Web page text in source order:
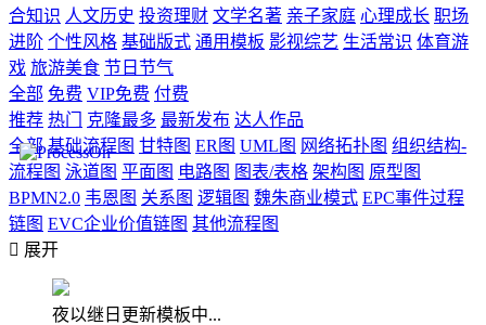
合知识 人文历史 投资理财 文学名著 亲子家庭 心理成长 职场
进阶 个性风格 基础版式 通用模板 影视综艺 生活常识 体育游
戏 旅游美食 节日节气
全部 免费 VIP免费 付费
推荐 热门 克隆最多 最新发布 达人作品
全部 基础流程图 甘特图 ER图 UML图 网络拓扑图 组织结构-
流程图 泳道图 平面图 电路图 图表/表格 架构图 原型图
BPMN2.0 韦恩图 关系图 逻辑图 魏朱商业模式 EPC事件过程
链图 EVC企业价值链图 其他流程图
 展开
夜以继日更新模板中...